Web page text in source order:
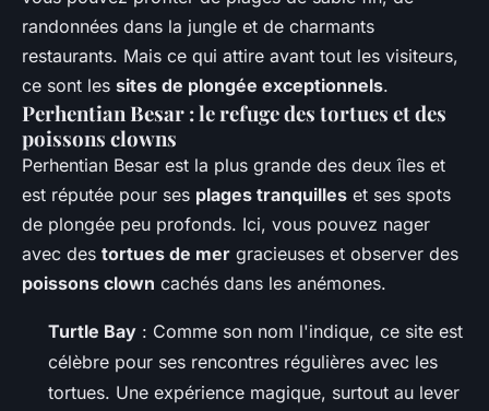
randonnées dans la jungle et de charmants
restaurants. Mais ce qui attire avant tout les visiteurs,
ce sont les sites de plongée exceptionnels.
Perhentian Besar : le refuge des tortues et des
poissons clowns
Perhentian Besar est la plus grande des deux îles et
est réputée pour ses plages tranquilles et ses spots
de plongée peu profonds. Ici, vous pouvez nager
avec des tortues de mer gracieuses et observer des
poissons clown cachés dans les anémones.
Turtle Bay : Comme son nom l'indique, ce site est
célèbre pour ses rencontres régulières avec les
tortues. Une expérience magique, surtout au lever